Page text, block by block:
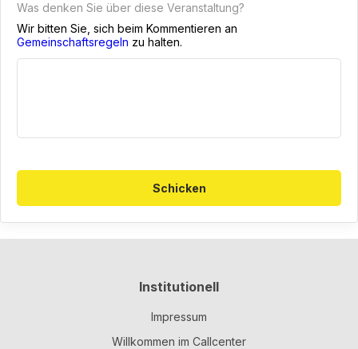
Was denken Sie über diese Veranstaltung?
Wir bitten Sie, sich beim Kommentieren an
Gemeinschaftsregeln zu halten.
Schicken
Institutionell
Impressum
Willkommen im Callcenter